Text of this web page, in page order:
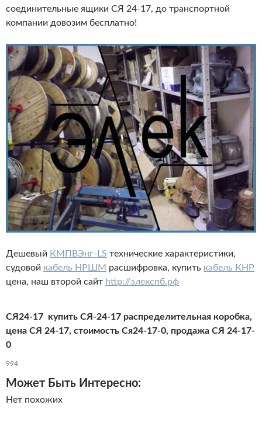
соединительные ящики СЯ 24-17, до транспортной
компании довозим бесплатно!
Дешевый КМПВЭнг-LS технические характеристики,
судовой кабель НРШМ расшифровка, купить кабель КНР
цена, наш второй сайт http://элекспб.рф
СЯ24-17 купить СЯ-24-17 распределительная коробка,
цена СЯ 24-17, стоимость Ся24-17-0, продажа СЯ 24-17-
0
994
Может Быть Интересно:
Нет похожих